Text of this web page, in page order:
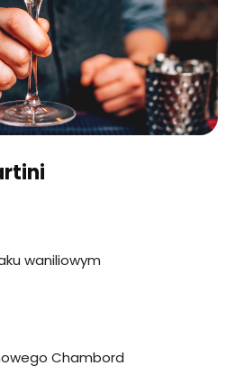
waniliowym
Chambord